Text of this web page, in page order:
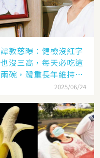
譚敦慈曝：健檢沒紅字
也沒三高，每天必吃這
兩碗，體重長年維持50
2025/06/24